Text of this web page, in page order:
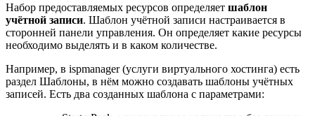
Набор предоставляемых ресурсов определяет шаблон
учётной записи. Шаблон учётной записи настраивается в
сторонней панели управления. Он определяет какие ресурсы
необходимо выделять и в каком количестве.
Например, в ispmanager (услуги виртуального хостинга) есть
раздел Шаблоны, в нём можно создавать шаблоны учётных
записей. Есть два созданных шаблона с параметрами: